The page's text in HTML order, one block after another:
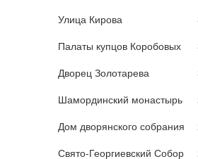
Улица Кирова
Палаты купцов Коробовых
Дворец Золотарева
Шамординский монастырь
Дом дворянского собрания
Свято-Георгиевский Собор